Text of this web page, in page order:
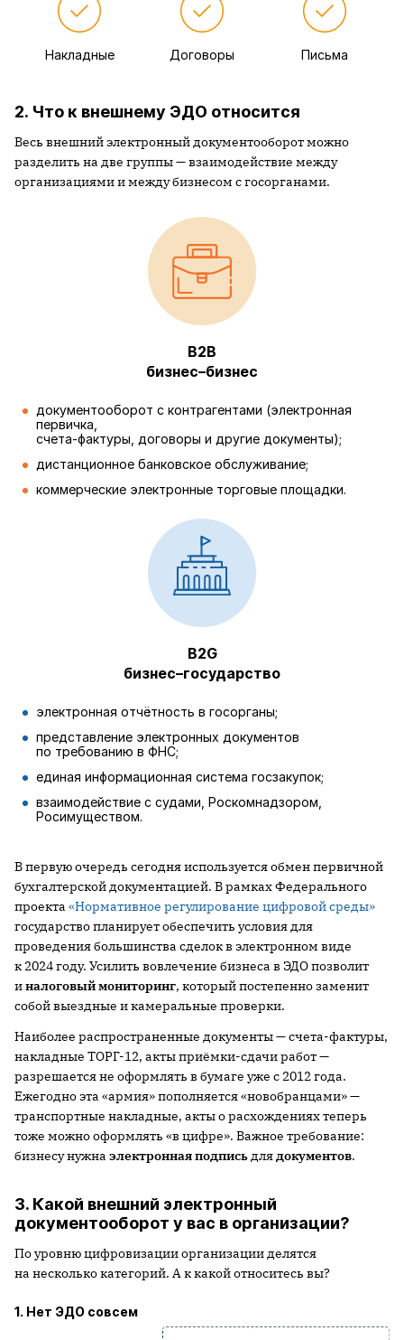
Накладные Договоры Письма
2. Что к внешнему ЭДО относится
Весь внешний электронный документооборот можно
разделить на две группы — взаимодействие между
организациями и между бизнесом с госорганами.
B2B
бизнес–бизнес
документооборот с контрагентами (электронная
первичка,
счета-фактуры, договоры и другие документы);
дистанционное банковское обслуживание;
коммерческие электронные торговые площадки.
B2G
бизнес–государство
электронная отчётность в госорганы;
представление электронных документов
по требованию в ФНС;
единая информационная система госзакупок;
взаимодействие с судами, Роскомнадзором,
Росимуществом.
В первую очередь сегодня используется обмен первичной
бухгалтерской документацией. В рамках Федерального
проекта «Нормативное регулирование цифровой среды»
государство планирует обеспечить условия для
проведения большинства сделок в электронном виде
к 2024 году. Усилить вовлечение бизнеса в ЭДО позволит
иналоговый мониторинг, который постепенно заменит
собой выездные и камеральные проверки.
Наиболее распространенные документы — счета-фактуры,
накладные ТОРГ-12, акты приёмки-сдачи работ —
разрешается не оформлять в бумаге уже с 2012 года.
Ежегодно эта «армия» пополняется «новобранцами» —
транспортные накладные, акты о расхождениях теперь
тоже можно оформлять «в цифре». Важное требование:
бизнесу нужна электронная подписьдлядокументов.
3. Какой внешний электронный
документооборот у вас в организации?
По уровню цифровизации организации делятся
на несколько категорий. А к какой относитесь вы?
1. Нет ЭДО совсем